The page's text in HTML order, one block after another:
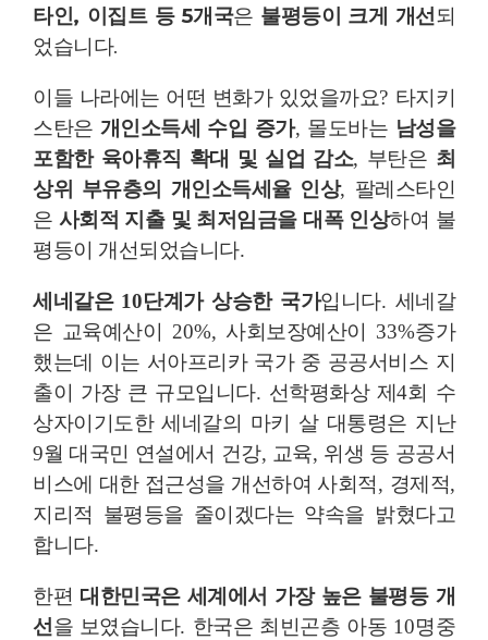
타인, 이집트 등5개국은 불평등이 크게 개선되
었습니다.
이들 나라에는 어떤 변화가 있었을까요? 타지키
스탄은 개인소득세 수입 증가, 몰도바는 남성을
포함한 육아휴직 확대 및 실업 감소, 부탄은 최
상위 부유층의 개인소득세율 인상, 팔레스타인
은 사회적 지출 및 최저임금을 대폭 인상하여 불
평등이 개선되었습니다.
세네갈은 10단계가 상승한 국가입니다. 세네갈
은 교육예산이 20%, 사회보장예산이 33%증가
했는데 이는 서아프리카 국가 중 공공서비스 지
출이 가장 큰 규모입니다. 선학평화상 제4회 수
상자이기도한 세네갈의 마키 살 대통령은 지난
9월 대국민 연설에서 건강, 교육, 위생 등 공공서
비스에 대한 접근성을 개선하여 사회적, 경제적,
지리적 불평등을 줄이겠다는 약속을 밝혔다고
합니다.
한편 대한민국은 세계에서 가장 높은 불평등 개
선을 보였습니다. 한국은 최빈곤층 아동 10명중